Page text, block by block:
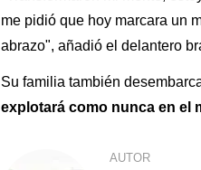
me pidió que hoy marcara un
abrazo", añadió el delantero
Su familia también
explotará como nunca en el
AUTOR